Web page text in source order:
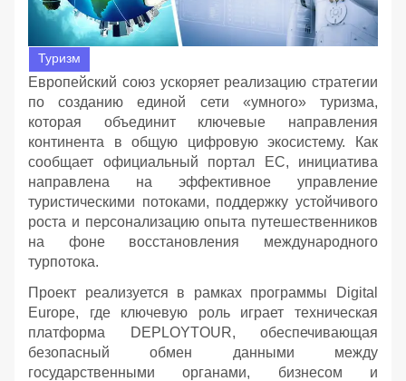
Туризм
Европейский союз ускоряет реализацию стратегии
по созданию единой сети «умного» туризма,
которая объединит ключевые направления
континента в общую цифровую экосистему. Как
сообщает официальный портал ЕС, инициатива
направлена на эффективное управление
туристическими потоками, поддержку устойчивого
роста и персонализацию опыта путешественников
на фоне восстановления международного
турпотока.
Проект реализуется в рамках программы Digital
Europe, где ключевую роль играет техническая
платформа DEPLOYTOUR, обеспечивающая
безопасный обмен данными между
государственными органами, бизнесом и